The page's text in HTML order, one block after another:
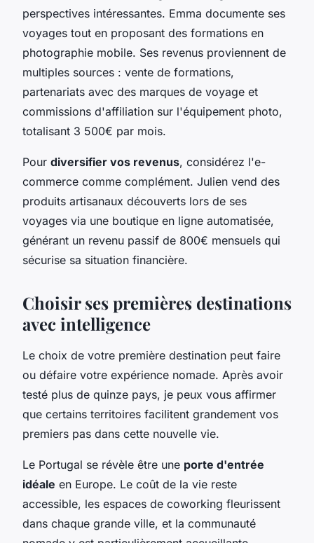
perspectives intéressantes. Emma documente ses
voyages tout en proposant des formations en
photographie mobile. Ses revenus proviennent de
multiples sources : vente de formations,
partenariats avec des marques de voyage et
commissions d'affiliation sur l'équipement photo,
totalisant 3 500€ par mois.
Pour diversifier vos revenus, considérez l'e-
commerce comme complément. Julien vend des
produits artisanaux découverts lors de ses
voyages via une boutique en ligne automatisée,
générant un revenu passif de 800€ mensuels qui
sécurise sa situation financière.
Choisir ses premières destinations
avec intelligence
Le choix de votre première destination peut faire
ou défaire votre expérience nomade. Après avoir
testé plus de quinze pays, je peux vous affirmer
que certains territoires facilitent grandement vos
premiers pas dans cette nouvelle vie.
Le Portugal se révèle être une porte d'entrée
idéale en Europe. Le coût de la vie reste
accessible, les espaces de coworking fleurissent
dans chaque grande ville, et la communauté